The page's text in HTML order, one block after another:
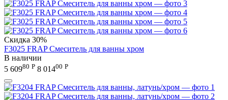
Скидка 30%
F3025 FRAP Смеситель для ванны хром
В наличии
5 60980 Р 8 01400 Р